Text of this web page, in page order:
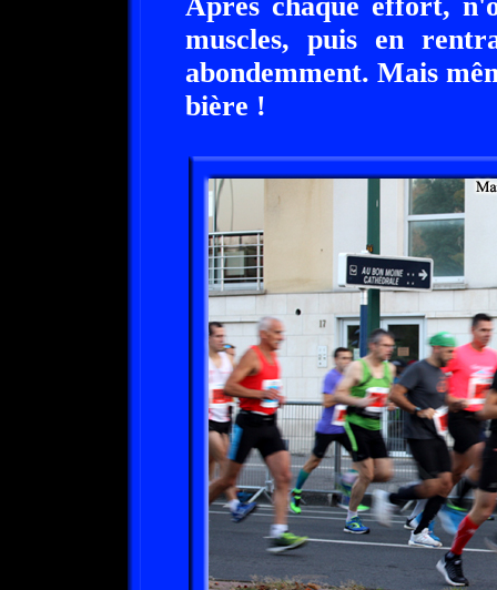
muscles, puis en
abondemment. Mais
bière !